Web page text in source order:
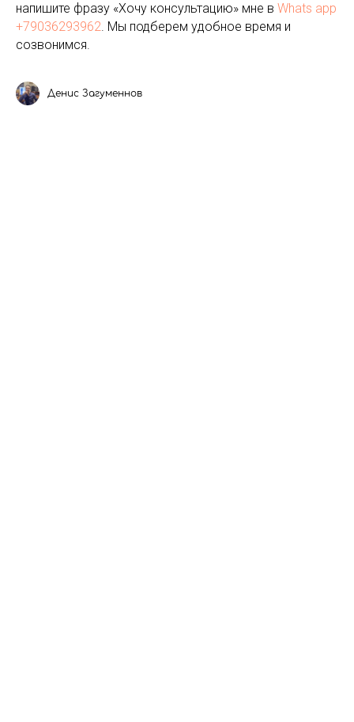
напишите фразу «Хочу консультацию» мне в Whats app
+79036293962. Мы подберем удобное время и
созвонимся.
Денис Загуменнов